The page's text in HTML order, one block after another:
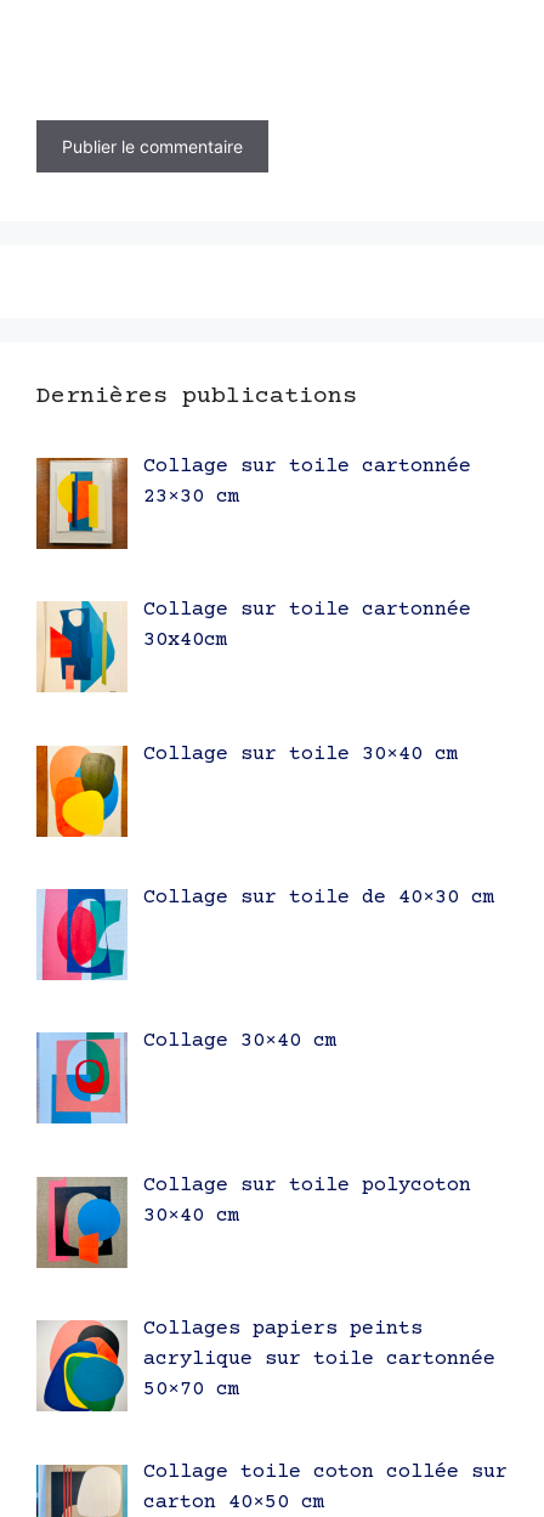
Dernières publications
Collage sur toile cartonnée
23×30 cm
Collage sur toile cartonnée
30x40cm
Collage sur toile 30×40 cm
Collage sur toile de 40×30 cm
Collage 30×40 cm
Collage sur toile polycoton
30×40 cm
Collages papiers peints
acrylique sur toile cartonnée
50×70 cm
Collage toile coton collée sur
carton 40×50 cm